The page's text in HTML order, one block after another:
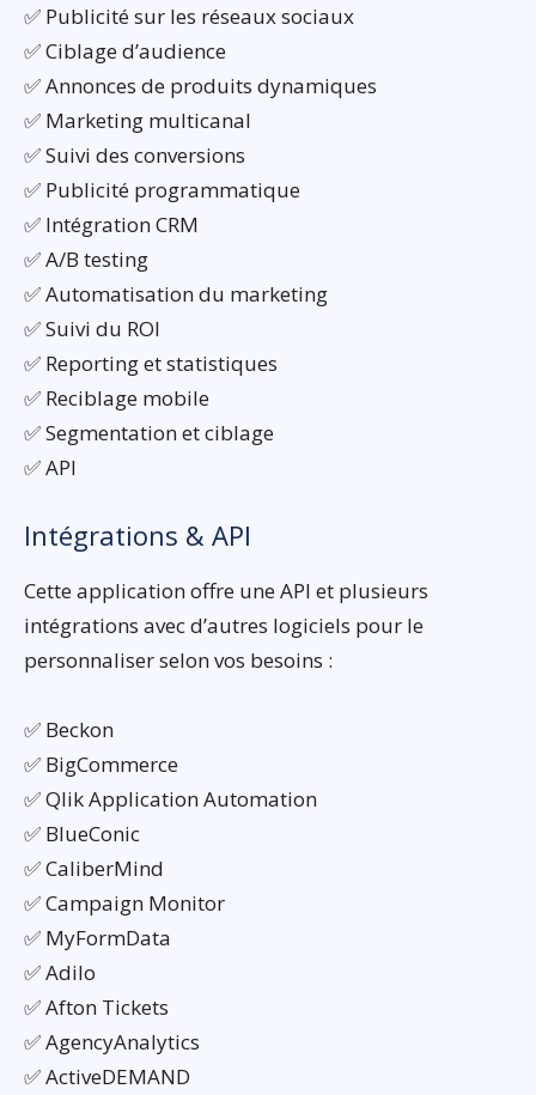
✅ Publicité sur les réseaux sociaux
✅ Ciblage d’audience
✅ Annonces de produits dynamiques
✅ Marketing multicanal
✅ Suivi des conversions
✅ Publicité programmatique
✅ Intégration CRM
✅ A/B testing
✅ Automatisation du marketing
✅ Suivi du ROI
✅ Reporting et statistiques
✅ Reciblage mobile
✅ Segmentation et ciblage
✅ API
Intégrations & API
Cette application offre une API et plusieurs
intégrations avec d’autres logiciels pour le
personnaliser selon vos besoins :
✅ Beckon
✅ BigCommerce
✅ Qlik Application Automation
✅ BlueConic
✅ CaliberMind
✅ Campaign Monitor
✅ MyFormData
✅ Adilo
✅ Afton Tickets
✅ AgencyAnalytics
✅ ActiveDEMAND